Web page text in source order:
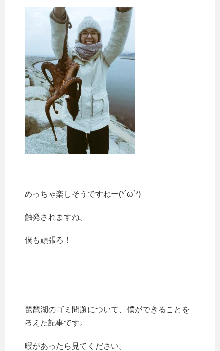
めっちゃ楽しそうですねー(*´ω`*)
触発されますね。
僕も頑張ろ！
琵琶湖のゴミ問題について、僕ができることを
考えた記事です。
暇があったら見てください。